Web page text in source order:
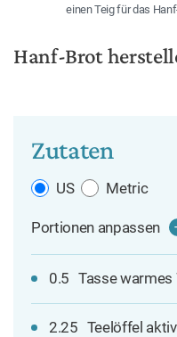
einen Teig für das
Hanf-Brot
Zutaten
US Metric
Portionen anpassen
0.5 Tasse warmes
2.25 Teelöffel